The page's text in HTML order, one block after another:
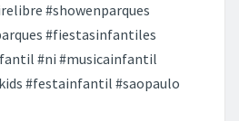
#showenparques
#fiestasinfantiles
#ni #musicainfantil
#festainfantil #saopaulo